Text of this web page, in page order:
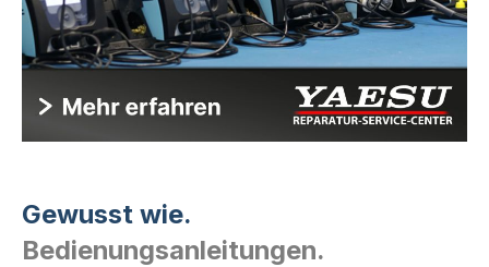
Gewusst wie.
Bedienungsanleitungen.